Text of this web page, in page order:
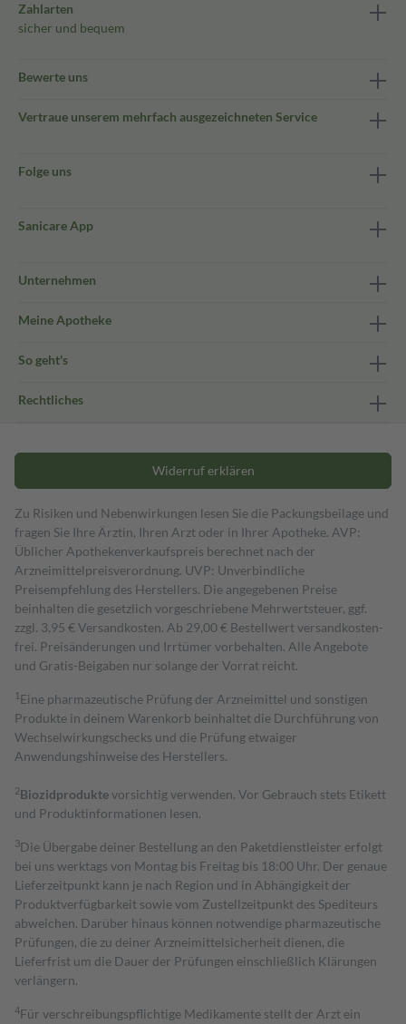
Zahlarten
sicher und bequem
Bewerte uns
Vertraue unserem mehrfach ausgezeichneten Service
Folge uns
Sanicare App
Unternehmen
Meine Apotheke
So geht's
Rechtliches
Widerruf erklären
Zu Risiken und Nebenwirkungen lesen Sie die Packungsbeilage und
fragen Sie Ihre Ärztin, Ihren Arzt oder in Ihrer Apotheke. AVP:
Üblicher Apothekenverkaufspreis berechnet nach der
Arzneimittelpreisverordnung. UVP: Unverbindliche
Preisempfehlung des Herstellers. Die angegebenen Preise
beinhalten die gesetzlich vorgeschriebene Mehrwertsteuer, ggf.
zzgl. 3,95 € Versandkosten. Ab 29,00 € Bestell­wert versand­kosten­
frei. Preisänderungen und Irrtümer vorbehalten. Alle Angebote
und Gratis-Beigaben nur solange der Vorrat reicht.
1 Eine pharmazeutische Prüfung der Arzneimittel und sonstigen
Produkte in deinem Warenkorb beinhaltet die Durchführung von
Wechselwirkungschecks und die Prüfung etwaiger
Anwendungshinweise des Herstellers.
2Biozidproduktevorsichtig verwenden. Vor Gebrauch stets Etikett
und Produktinformationen lesen.
3Die Übergabe deiner Bestellung an den Paketdienstleister erfolgt
bei uns werktags von Montag bis Freitag bis 18:00 Uhr. Der genaue
Lieferzeitpunkt kann je nach Region und in Abhängigkeit der
Produktverfügbarkeit sowie vom Zustellzeitpunkt des Spediteurs
abweichen. Darüber hinaus können notwendige pharmazeutische
Prüfungen, die zu deiner Arzneimittelsicherheit dienen, die
Lieferfrist um die Dauer der Prüfungen einschließlich Klärungen
verlängern.
4Für verschreibungspflichtige Medikamente stellt der Arzt ein